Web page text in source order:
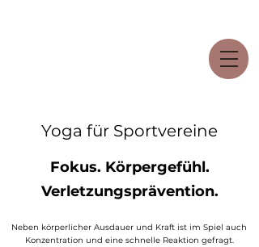
Yoga für Sportvereine
Fokus. Körpergefühl.
Verletzungsprävention.
Neben körperlicher Ausdauer und Kraft ist im Spiel auch
Konzentration und eine schnelle Reaktion gefragt.